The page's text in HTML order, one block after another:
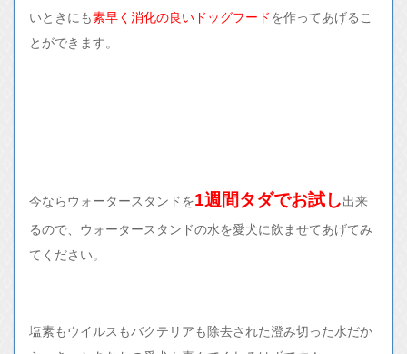
いときにも素早く消化の良いドッグフードを作ってあげるこ
とができます。
今ならウォータースタンドを1週間タダでお試し出来
るので、ウォータースタンドの水を愛犬に飲ませてあげてみ
てください。
塩素もウイルスもバクテリアも除去された澄み切った水だか